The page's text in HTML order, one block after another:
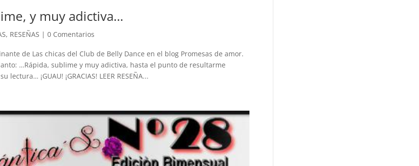
y muy adictiva…
, RESEÑAS | 0 Comentarios
de Las chicas del Club de Belly Dance en el blog Promesas de amor.
…Rápida, sublime y muy adictiva, hasta el punto de resultarme
¡GUAU! ¡GRACIAS! LEER RESEÑA...